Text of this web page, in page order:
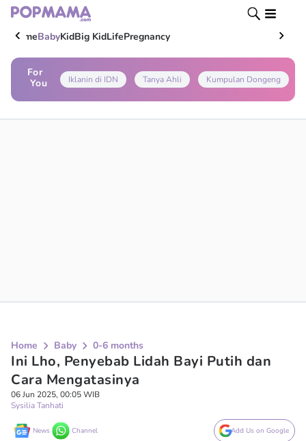
HomeBabyKidBig KidLifePregnancy
For
You
Iklanin di IDN Tanya Ahli Kumpulan Dongeng
Home Baby 0-6 months
Ini Lho, Penyebab Lidah Bayi Putih dan
Cara Mengatasinya
06 Jun 2025, 00:05 WIB
Sysilia Tanhati
News Channel Add Us on Google